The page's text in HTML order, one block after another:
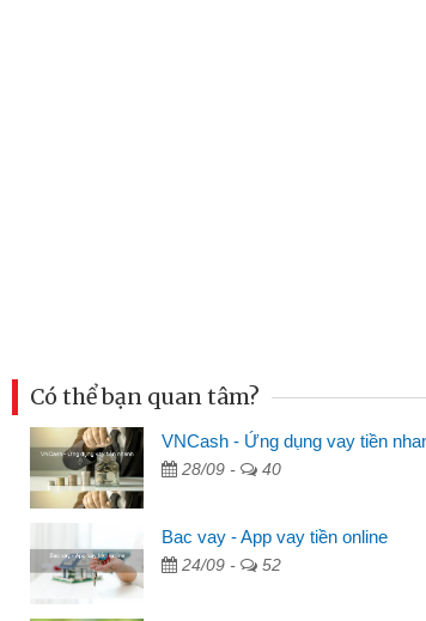
wave
online
cho bạn
Mai Lan - Sinh
Tôi biết đến
sinh viên nên
thấy thủ tục
Có thể bạn quan tâm?
VNCash - Ứng dụng vay tiền
28/09 - 40
Bac vay - App vay tiền online
24/09 - 52